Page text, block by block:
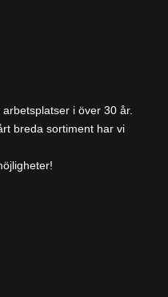
i över 30 år.
breda sortiment har vi